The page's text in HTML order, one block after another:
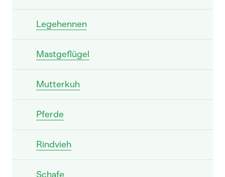
Legehennen
Mastgeflügel
Mutterkuh
Pferde
Rindvieh
Schafe